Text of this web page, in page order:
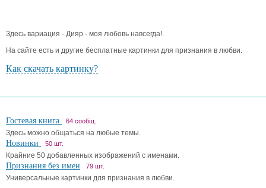
Здесь вариация - Дияр - моя любовь навсегда!.
На сайте есть и другие бесплатные картинки для признания в любви.
Как скачать картинку?
Гостевая книга 64 сообщ.
Здесь можно общаться на любые темы.
Новинки 50 шт.
Крайние 50 добавленных изображений с именами.
Признания без имен 79 шт.
Универсальные картинки для признания в любви.